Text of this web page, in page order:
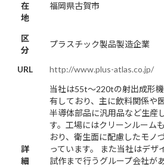
在
地
福岡県古賀市
区
分
プラスチック製品製造企業
URL http://www.plus-atlas.co.jp/
詳
細
当社は55t～220tの射出成形
有しており、主に飲料関係や
半導体部品に汎用品など生産
す。工場にはクリーンルーム
おり、衛生面に配慮したモノ
っています。 また当社はデザ
試作まで行うグループ会社が